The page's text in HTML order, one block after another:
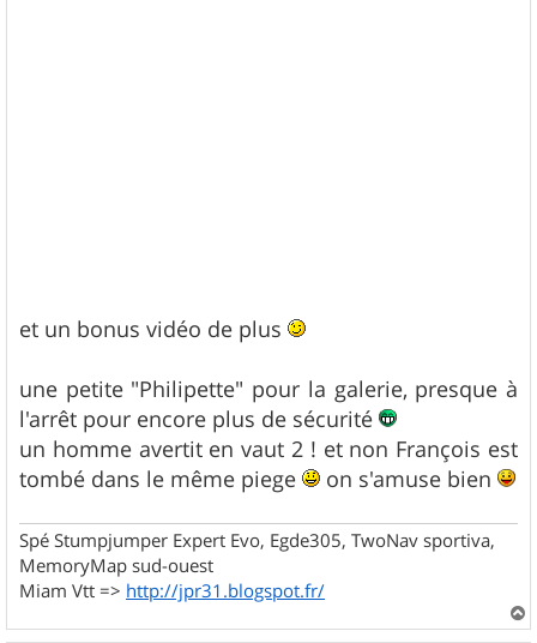
et un bonus vidéo de plus
une petite "Philipette" pour la galerie, presque à
l'arrêt pour encore plus de sécurité
un homme avertit en vaut 2 ! et non François est
tombé dans le même piege
on s'amuse bien
Spé Stumpjumper Expert Evo, Egde305, TwoNav sportiva,
MemoryMap sud-ouest
Miam Vtt => http://jpr31.blogspot.fr/
a